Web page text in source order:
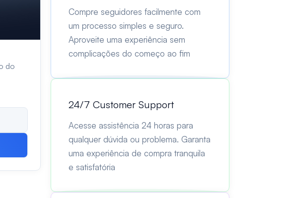
do
Compre seguidores facilmente com
um processo simples e seguro.
Aproveite uma experiência sem
complicações do começo ao fim
24/7 Customer Support
Acesse assistência 24 horas para
qualquer dúvida ou problema. Garanta
uma experiência de compra tranquila
e satisfatória